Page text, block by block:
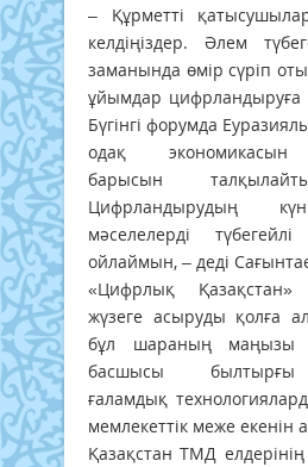
– Құрметті
келдіңіздер. Әлем
заманында өмір сүріп
ұйымдар цифрландыруға
Бүгінгі форумда
одақ экономикасын
барысын
Цифрландырудың күн
мәселелерді
ойлаймын, – деді
«Цифрлық Қазақстан»
жүзеге асыруды қолға
бұл шараның маңызы
басшысы былтырғы
ғаламдық
мемлекеттік меже екенін
Қазақстан ТМД